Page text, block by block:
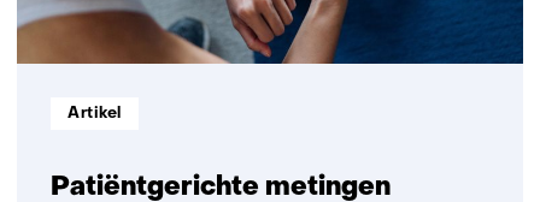
Patiëntgerichte metingen
Informatietype:
Artikel